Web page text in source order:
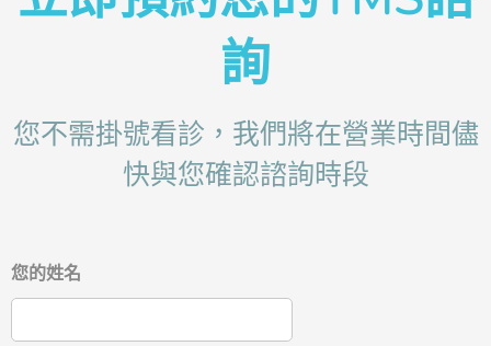
詢
您不需掛號看診，我們將在營業時間儘
快與您確認諮詢時段
您的姓名